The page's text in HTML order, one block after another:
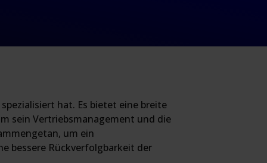
hat. Es bietet eine breite
sein Vertriebsmanagement und die
um ein
bessere Rückverfolgbarkeit der